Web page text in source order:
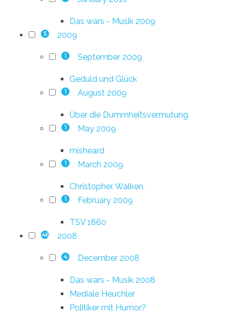
Das wars - Musik 2009
5 2009
1 September 2009
Geduld und Glück
1 August 2009
Über die Dummheitsvermutung
1 May 2009
misheard
1 March 2009
Christopher. Walken.
1 February 2009
TSV 1860
46 2008
4 December 2008
Das wars - Musik 2008
Mediale Heuchler
Politiker mit Humor?